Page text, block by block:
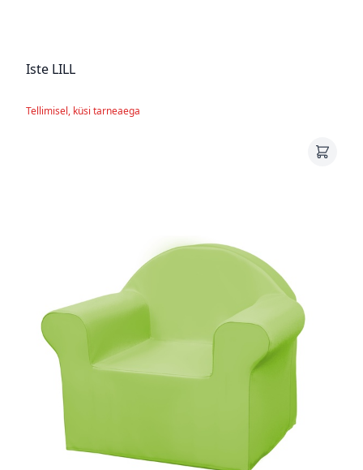
Iste LILL
Tellimisel, küsi tarneaega